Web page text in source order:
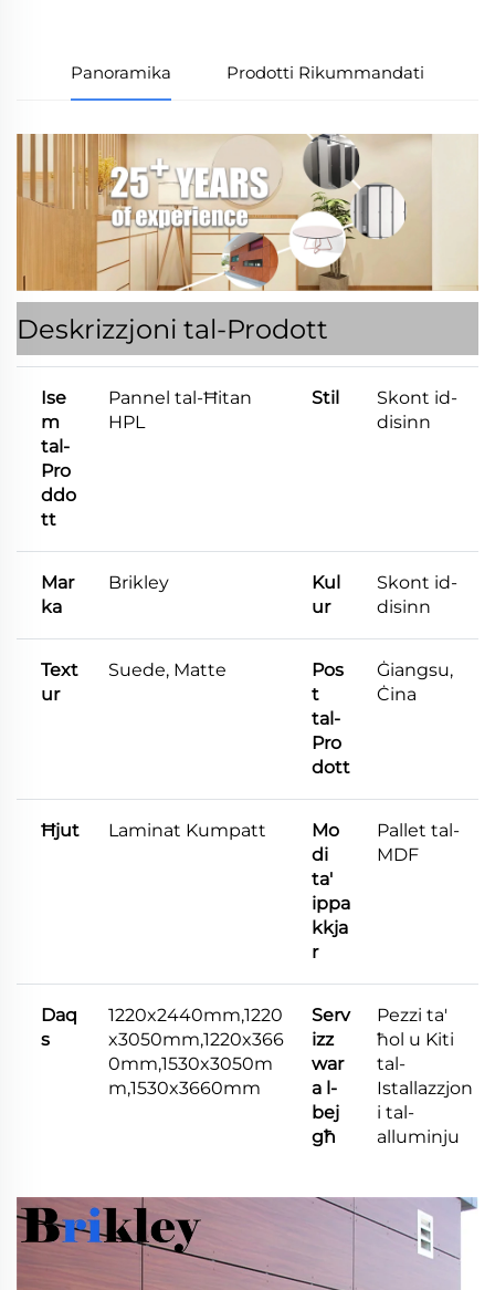
Panoramika Prodotti Rikummandati
Deskrizzjoni tal-Prodott
Ise
m
tal-
Pro
ddo
tt
Pannel tal-Ħitan
HPL
Stil
Skont id-
disinn
Mar
ka
Brikley
Kul
ur
Skont id-
disinn
Text
ur
Suede, Matte
Pos
t
tal-
Pro
dott
Ġiangsu,
Ċina
Ħjut Laminat Kumpatt
Mo
di
ta'
ippa
kkja
r
Pallet tal-
MDF
Daq
s
1220x2440mm,1220
x3050mm,1220x366
0mm,1530x3050m
m,1530x3660mm
Serv
izz
war
a l-
bej
għ
Pezzi ta'
ħol u Kiti
tal-
Istallazzjon
i tal-
alluminju